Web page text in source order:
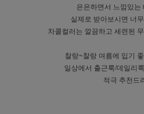
은은하면서 느낌있는
실제로 받아보시면 너
차콜컬러는 깔끔하고 세련된
찰랑~찰랑 여름에 입기
일상에서 출근룩/데일리
적극 추천드